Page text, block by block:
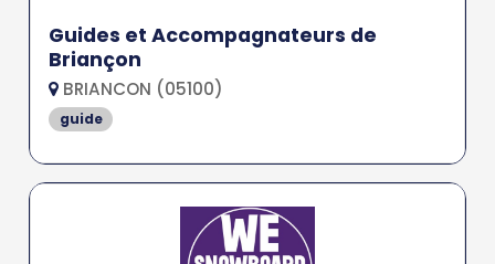
Guides et Accompagnateurs de
Briançon
BRIANCON (05100)
guide